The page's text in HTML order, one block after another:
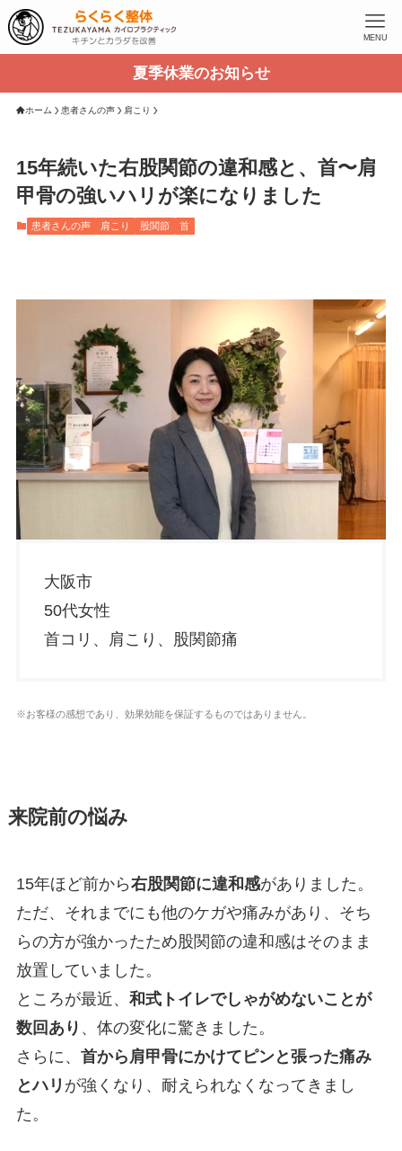
MENU
夏季休業のお知らせ
ホーム 患者さんの声 肩こり
15年続いた右股関節の違和感と、首〜肩
甲骨の強いハリが楽になりました
患者さんの声 肩こり 股関節 首
大阪市
50代女性
首コリ、肩こり、股関節痛
※お客様の感想であり、効果効能を保証するものではありません。
来院前の悩み
15年ほど前から右股関節に違和感がありました。
ただ、それまでにも他のケガや痛みがあり、そち
らの方が強かったため股関節の違和感はそのまま
放置していました。
ところが最近、 和式トイレでしゃがめないことが
数回あり 、体の変化に驚きました。
さらに、 首から肩甲骨にかけてピンと張った痛み
とハリ が強くなり、耐えられなくなってきまし
た。